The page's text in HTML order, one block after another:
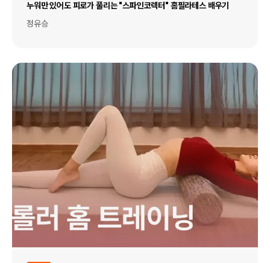
누워만 있어도 피로가 풀리는 "스파인코렉터" 홈필라테스 배우기
정유승